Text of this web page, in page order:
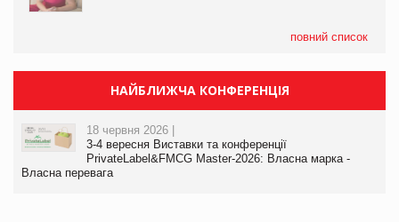
повний список
НАЙБЛИЖЧА КОНФЕРЕНЦІЯ
18 червня 2026 |
3-4 вересня Виставки та конференції
PrivateLabel&FMCG Master-2026: Власна марка -
Власна перевага